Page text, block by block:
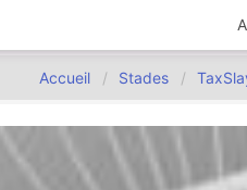
Accueil Stades